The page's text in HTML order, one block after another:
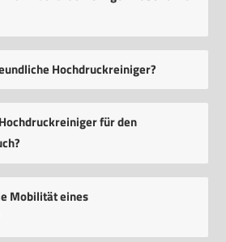
Hochdruckreiniger?
für den
Mobilität eines